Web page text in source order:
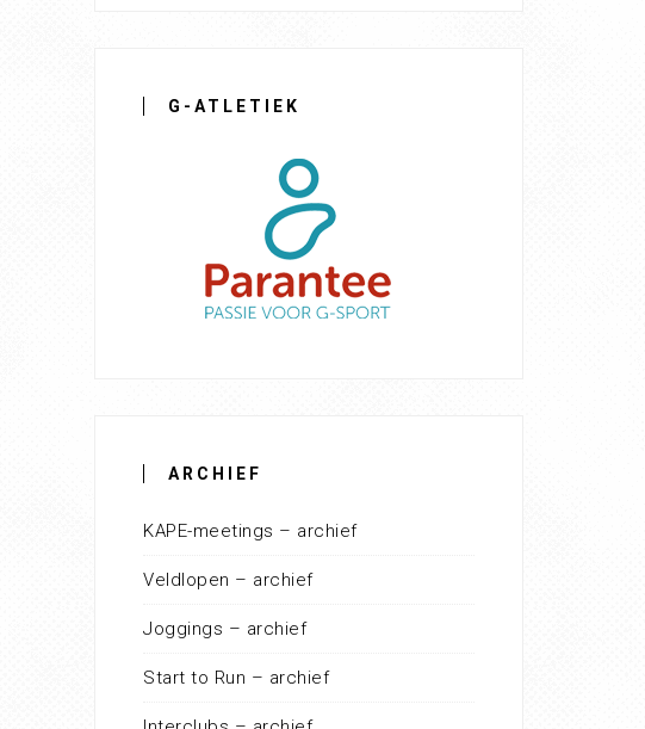
G-ATLETIEK
ARCHIEF
KAPE-meetings – archief
Veldlopen – archief
Joggings – archief
Start to Run – archief